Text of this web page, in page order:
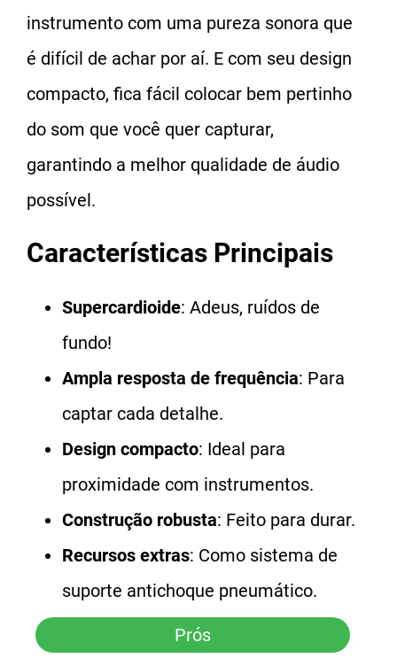
instrumento com uma pureza sonora que
é difícil de achar por aí. E com seu design
compacto, fica fácil colocar bem pertinho
do som que você quer capturar,
garantindo a melhor qualidade de áudio
possível.
Características Principais
Supercardioide: Adeus, ruídos de
fundo!
Ampla resposta de frequência: Para
captar cada detalhe.
Design compacto: Ideal para
proximidade com instrumentos.
Construção robusta: Feito para durar.
Recursos extras: Como sistema de
suporte antichoque pneumático.
Prós